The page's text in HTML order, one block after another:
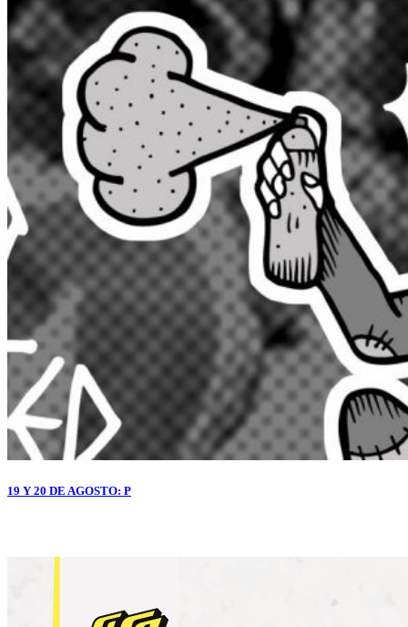
19 Y 20 DE AGOSTO: P